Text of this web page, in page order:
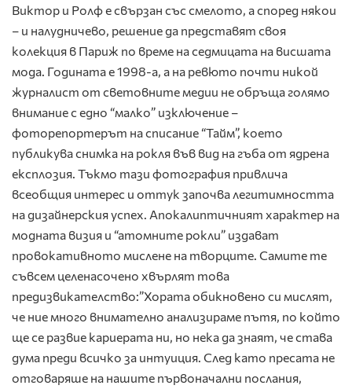
Виктор и Ролф е свързан със смелото, а според някои
– и налудничево, решение да представят своя
колекция в Париж по време на седмицата на висшата
мода. Годината е 1998-а, а на ревюто почти никой
журналист от световните медии не обръща голямо
внимание с едно “малко” изключение –
фоторепортерът на списание “Тайм”, което
публикува снимка на рокля във вид на гъба от ядрена
експлозия. Тъкмо тази фотография привлича
всеобщия интерес и оттук започва легитимността
на дизайнерския успех. Апокалиптичният характер на
модната визия и “атомните рокли” издават
провокативното мислене на творците. Самите те
съвсем целенасочено хвърлят това
предизвикателство:”Хората обикновено си мислят,
че ние много внимателно анализираме пътя, по който
ще се развие кариерата ни, но нека да знаят, че става
дума преди всичко за интуиция. След като пресата не
отговаряше на нашите първоначални послания,